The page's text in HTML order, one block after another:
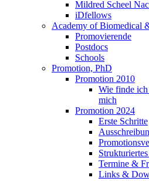
Mildred Scheel
iDfellows
Academy of Biomedical
Promovierende
Postdocs
Schools
Promotion, PhD
Promotion 2010
Wie finde
mich
Promotion 2024
Erste Schritte
Termine &
Links &